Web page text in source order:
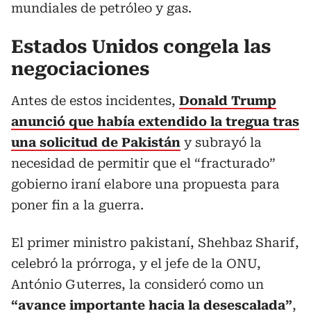
mundiales de petróleo y gas.
Estados Unidos congela las
negociaciones
Antes de estos incidentes, Donald Trump
anunció que había extendido la tregua tras
una solicitud de Pakistán y subrayó la
necesidad de permitir que el “fracturado”
gobierno iraní elabore una propuesta para
poner fin a la guerra.
El primer ministro pakistaní, Shehbaz Sharif,
celebró la prórroga, y el jefe de la ONU,
António Guterres, la consideró como un
“avance importante hacia la desescalada”,